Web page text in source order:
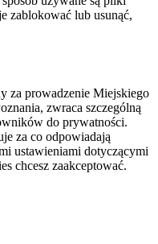
zablokować lub usunąć,
za prowadzenie Miejskiego
zwraca szczególną
do prywatności.
za co odpowiadają
ustawieniami dotyczącymi
chcesz zaakceptować.